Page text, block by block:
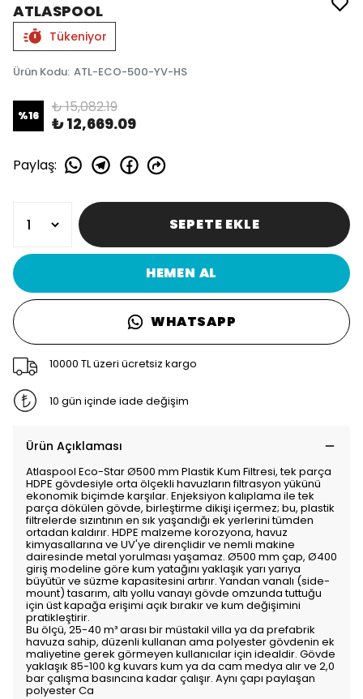
ATLASPOOL
Tükeniyor
Ürün Kodu: ATL-ECO-500-YV-HS
%16 ₺ 15,082.19
₺ 12,669.09
Paylaş:
SEPETE EKLE
HEMEN AL
WHATSAPP
10000 TL üzeri ücretsiz kargo
10 gün içinde iade değişim
Ürün Açıklaması
Atlaspool Eco-Star Ø500 mm Plastik Kum Filtresi, tek parça
HDPE gövdesiyle orta ölçekli havuzların filtrasyon yükünü
ekonomik biçimde karşılar. Enjeksiyon kalıplama ile tek
parça dökülen gövde, birleştirme dikişi içermez; bu, plastik
filtrelerde sızıntının en sık yaşandığı ek yerlerini tümden
ortadan kaldırır. HDPE malzeme korozyona, havuz
kimyasallarına ve UV'ye dirençlidir ve nemli makine
dairesinde metal yorulması yaşamaz. Ø500 mm çap, Ø400
giriş modeline göre kum yatağını yaklaşık yarı yarıya
büyütür ve süzme kapasitesini artırır. Yandan vanalı (side-
mount) tasarım, altı yollu vanayı gövde omzunda tuttuğu
için üst kapağa erişimi açık bırakır ve kum değişimini
pratikleştirir.
Bu ölçü, 25-40 m³ arası bir müstakil villa ya da prefabrik
havuza sahip, düzenli kullanan ama polyester gövdenin ek
maliyetine gerek görmeyen kullanıcılar için idealdir. Gövde
yaklaşık 85-100 kg kuvars kum ya da cam medya alır ve 2,0
bar çalışma basıncına kadar çalışır. Aynı çapı paylaşan
polyester Ca